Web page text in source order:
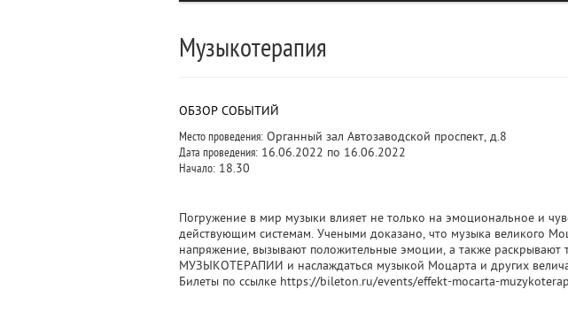
Музыкотерапия
ОБЗОР СОБЫТИЙ
Место проведения: Органный зал Автозаводской проспект, д.8
Дата проведения: 16.06.2022 по 16.06.2022
Начало: 18.30
Погружение в мир музыки влияет не только на эмоциональное и
действующим системам. Учеными доказано, что музыка великого
напряжение, вызывают положительные эмоции, а также раскрывают
МУЗЫКОТЕРАПИИ и наслаждаться музыкой Моцарта и других
Билеты по ссылке https://bileton.ru/events/effekt-mocarta-